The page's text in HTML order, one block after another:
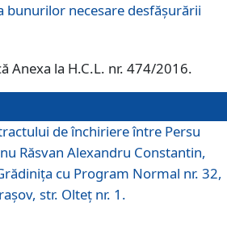
bunurilor necesare desfăşurării
Anexa la H.C.L. nr. 474/2016.
de închiriere între Persu
Răsvan Alexandru Constantin,
cu Program Normal nr. 32,
str. Olteț nr. 1.